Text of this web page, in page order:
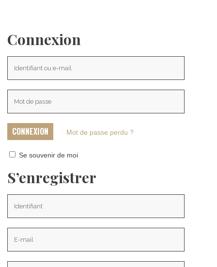
Connexion
Mot de passe perdu ?
Se souvenir de moi
S’enregistrer